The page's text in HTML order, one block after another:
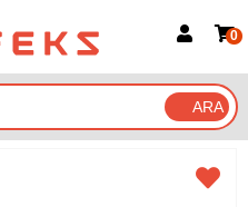
Google İle Bağlan
0